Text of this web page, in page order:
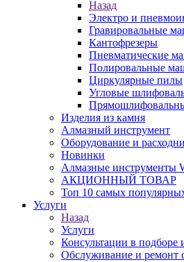
Назад
Электро и
Гравировальные
Кантофрезеры
Пневматические
Полировальные
Циркулярные пилы
Угловые
Изделия из камня
Алмазный инструмент
Оборудование и
Новинки
Алмазные
АКЦИОННЫЙ ТОВАР
Топ 10 самых
Услуги
Назад
Услуги
Консультации в подборе
Обслуживание и ремонт